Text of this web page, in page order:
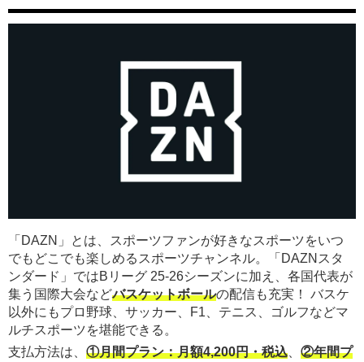
「DAZN」とは、スポーツファンが好きなスポーツをいつ
でもどこでも楽しめるスポーツチャンネル。「DAZNスタ
ンダード」ではBリーグ 25-26シーズンに加え、各国代表が
集う国際大会などバスケットボールの配信も充実！ バスケ
以外にもプロ野球、サッカー、F1、テニス、ゴルフなどマ
ルチスポーツを堪能できる。
支払方法は、 ①月間プラン：月額4,200円・税込、 ②年間プ